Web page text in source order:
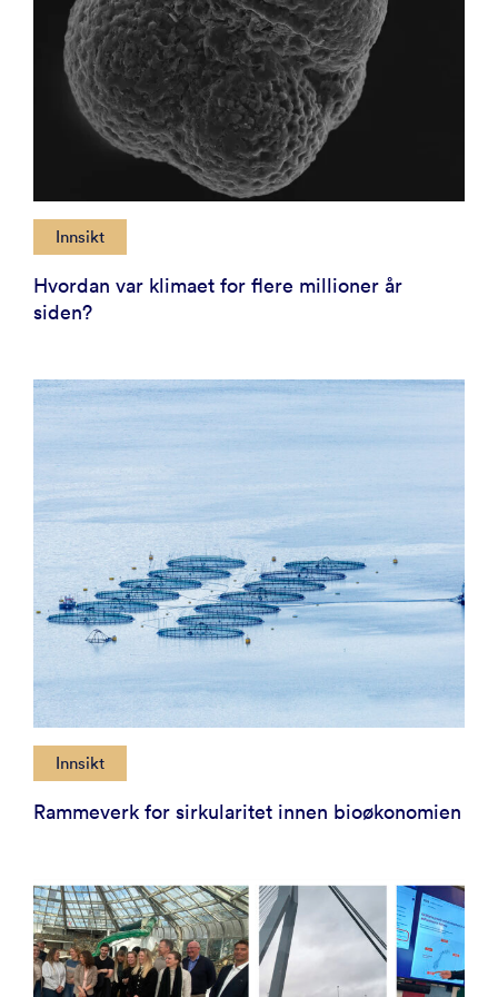
Innsikt
Hvordan var klimaet for flere millioner år
siden?
Innsikt
Rammeverk for sirkularitet innen bioøkonomien